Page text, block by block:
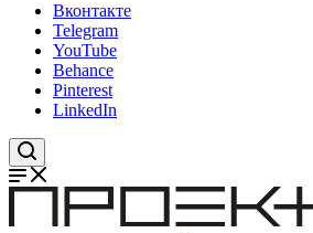
Вконтакте
Telegram
YouTube
Behance
Pinterest
LinkedIn